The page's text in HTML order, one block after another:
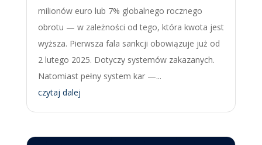
milionów euro lub 7% globalnego rocznego
obrotu — w zależności od tego, która kwota jest
wyższa. Pierwsza fala sankcji obowiązuje już od
2 lutego 2025. Dotyczy systemów zakazanych.
Natomiast pełny system kar —...
czytaj dalej